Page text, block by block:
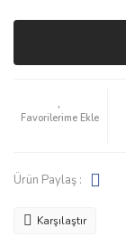
Ürün Paylaş :
Karşılaştır